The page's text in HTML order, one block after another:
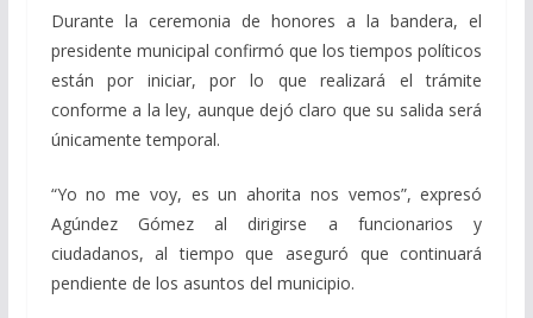
Durante la ceremonia de honores a la bandera, el
presidente municipal confirmó que los tiempos políticos
están por iniciar, por lo que realizará el trámite
conforme a la ley, aunque dejó claro que su salida será
únicamente temporal.
“Yo no me voy, es un ahorita nos vemos”, expresó
Agúndez Gómez al dirigirse a funcionarios y
ciudadanos, al tiempo que aseguró que continuará
pendiente de los asuntos del municipio.